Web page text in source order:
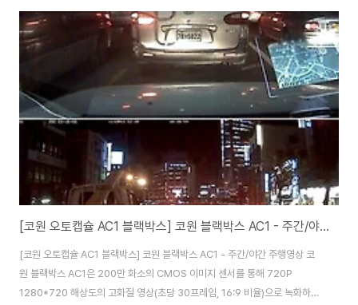
축 가속 센서를 통해 외부 충격을 감지해 자동 녹화 기능과 전원 이상시에도 내
장 배터리를 통해 마지막 녹화 파일을 안전하게 저장까지 지원하는 블랙박스입
니다. 여기에서 모션 감지 녹화는 주차모드에서 주로 사용하는 녹화방식인데
요. 주차모드는 차량을 주차한 후 시동을 꺼도 모션이 감지되었을 때 녹화가
되..
[코원 오토캡슐 AC1 블랙박스] 코원 블랙박스 AC1 - 주간/야간 주행영상
[코원 오토캡슐 AC1 블랙박스] 코원 블랙박스 AC1 - 주간/야간 주행영상 코
원 블랙박스 AC1은 200만 화소의 CMOS 이미지 센서를 통해 720P
1280*720 해상도의 고화질 영상(초당 30프레임, 16:9 비율)으로 녹화하고,